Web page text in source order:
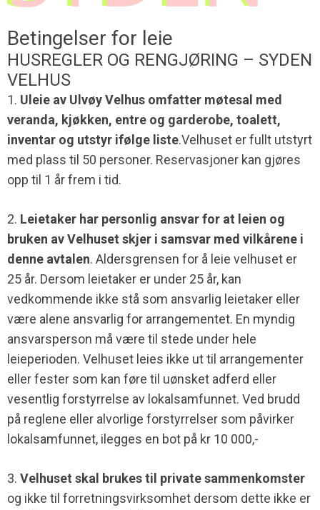
Betingelser for leie
HUSREGLER OG RENGJØRING – SYDEN
VELHUS
1. Uleie av Ulvøy Velhus omfatter møtesal med
veranda, kjøkken, entre og garderobe, toalett,
inventar og utstyr ifølge liste.Velhuset er fullt utstyrt
med plass til 50 personer. Reservasjoner kan gjøres
opp til 1 år frem i tid.
2. Leietaker har personlig ansvar for at leien og
bruken av Velhuset skjer i samsvar med vilkårene i
denne avtalen. Aldersgrensen for å leie velhuset er
25 år. Dersom leietaker er under 25 år, kan
vedkommende ikke stå som ansvarlig leietaker eller
være alene ansvarlig for arrangementet. En myndig
ansvarsperson må være til stede under hele
leieperioden. Velhuset leies ikke ut til arrangementer
eller fester som kan føre til uønsket adferd eller
vesentlig forstyrrelse av lokalsamfunnet. Ved brudd
på reglene eller alvorlige forstyrrelser som påvirker
lokalsamfunnet, ilegges en bot på kr 10 000,-
3. Velhuset skal brukes til private sammenkomster
og ikke til forretningsvirksomhet dersom dette ikke er